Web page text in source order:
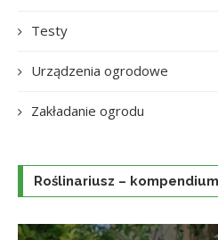
Testy
Urządzenia ogrodowe
Zakładanie ogrodu
Roślinariusz –